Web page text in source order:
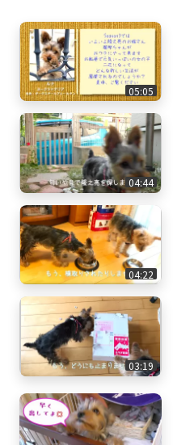
05:05
04:44
04:22
03:19